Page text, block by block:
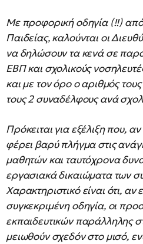
Με προφορική οδηγία (!!)
Παιδείας, καλούνται οι
να δηλώσουν τα κενά σε
ΕΒΠ και σχολικούς
και με τον όρο ο αριθμός
τους 2 συναδέλφους ανά
Πρόκειται για εξέλιξη που,
φέρει βαρύ πλήγμα στις
μαθητών και ταυτόχρονα
εργασιακά δικαιώματα των
Χαρακτηριστικό είναι ότι, αν
συγκεκριμένη οδηγία, οι
εκπαιδευτικών παράλληλης
μειωθούν σχεδόν στο μισό,